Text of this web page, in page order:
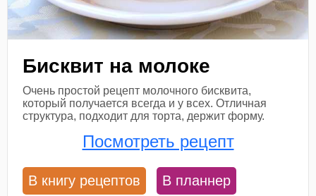
Бисквит на молоке
Очень простой рецепт молочного бисквита,
который получается всегда и у всех. Отличная
структура, подходит для торта, держит форму.
Посмотреть рецепт
В книгу рецептов В планнер